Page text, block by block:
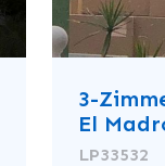
3-
El
LP33532